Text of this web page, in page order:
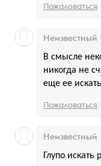
Пожаловаться
В смысле
никогда не
еще ее
Неизвестный
Пожаловаться
Глупо
Неизвестный